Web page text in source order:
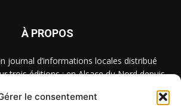
le consentement
À PROPOS
journal d’informations locales distribué
trois éditions : en Alsace du Nord depuis
d’Obernai-Molsheim-Erstein depuis
Vignoble et Plaine depuis 2023.